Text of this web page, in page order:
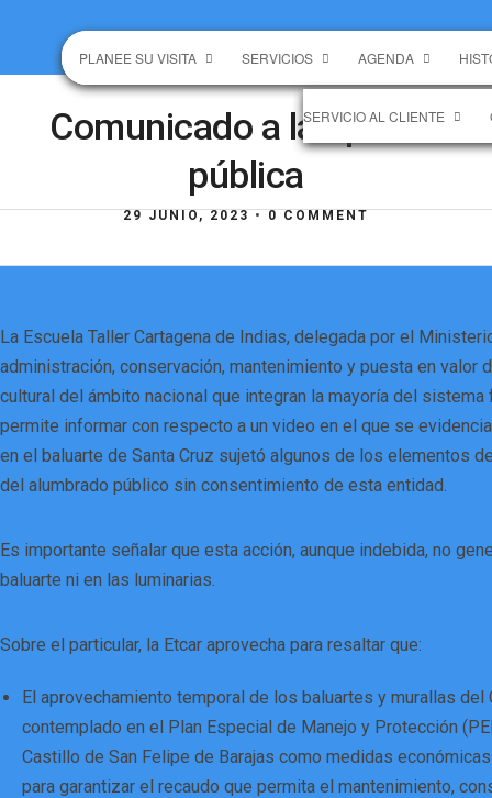
PLANEE SU VISITA SERVICIOS AGENDA
SERVICIO AL CLIENTE
Comunicado a la opinión
pública
29 JUNIO, 2023 • 0 COMMENT
La Escuela Taller Cartagena de Indias, delegada por el
administración, conservación, mantenimiento y puesta en valor
cultural del ámbito nacional que integran la mayoría del
permite informar con respecto a un video en el que se
en el baluarte de Santa Cruz sujetó algunos de los elementos
del alumbrado público sin consentimiento de esta entidad.
Es importante señalar que esta acción, aunque indebida, no
baluarte ni en las luminarias.
Sobre el particular, la Etcar aprovecha para resaltar que:
El aprovechamiento temporal de los baluartes y murallas
contemplado en el Plan Especial de Manejo y Protección
Castillo de San Felipe de Barajas como medidas
para garantizar el recaudo que permita el mantenimiento,